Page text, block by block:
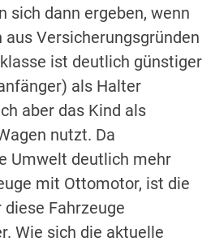
sich dann ergeben, wenn
Versicherungsgründen
ist deutlich günstiger
als Halter
aber das Kind als
nutzt. Da
Umwelt deutlich mehr
mit Ottomotor, ist die
Fahrzeuge
Wie sich die aktuelle